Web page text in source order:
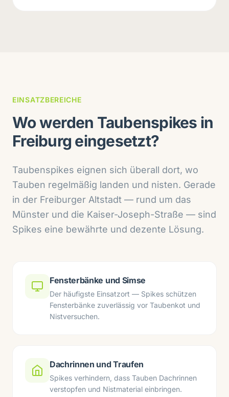
EINSATZBEREICHE
Wo werden Taubenspikes in
Freiburg eingesetzt?
Taubenspikes eignen sich überall dort, wo
Tauben regelmäßig landen und nisten. Gerade
in der Freiburger Altstadt — rund um das
Münster und die Kaiser-Joseph-Straße — sind
Spikes eine bewährte und dezente Lösung.
Fensterbänke und Simse
Der häufigste Einsatzort — Spikes schützen
Fensterbänke zuverlässig vor Taubenkot und
Nistversuchen.
Dachrinnen und Traufen
Spikes verhindern, dass Tauben Dachrinnen
verstopfen und Nistmaterial einbringen.